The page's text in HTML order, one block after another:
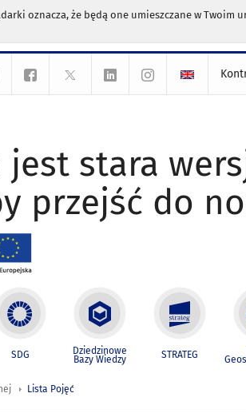
oznacza, że będą one umieszczane w Twoim
jest stara
przejść do
SDG Dziedzinowe
Bazy Wiedzy STRATEG
Lista Pojęć